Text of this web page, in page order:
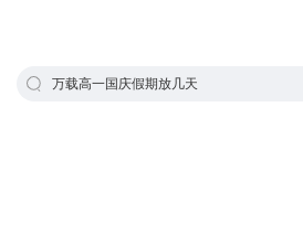
万载高一国庆假期放几天